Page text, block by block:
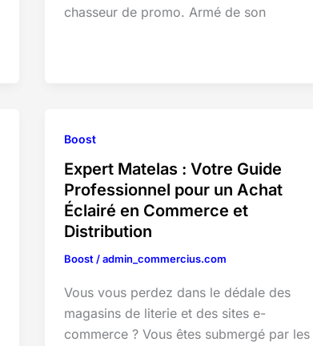
chasseur de promo. Armé de son
Boost
Expert Matelas : Votre Guide
Professionnel pour un Achat
Éclairé en Commerce et
Distribution
Boost/admin_commercius.com
Vous vous perdez dans le dédale des
magasins de literie et des sites e-
commerce ? Vous êtes submergé par les